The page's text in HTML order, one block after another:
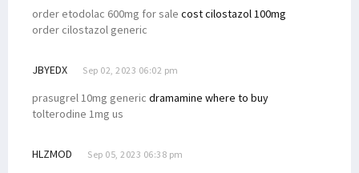
order etodolac 600mg for sale cost cilostazol 100mg
order cilostazol generic
JBYEDX Sep 02, 2023 06:02 pm
prasugrel 10mg generic dramamine where to buy
tolterodine 1mg us
HLZMOD Sep 05, 2023 06:38 pm